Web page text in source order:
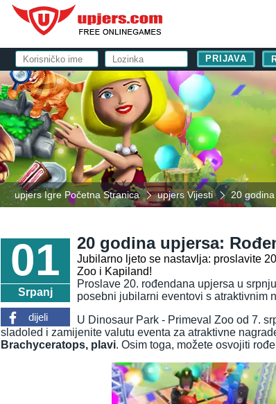
upjers Igre Početna Stranica upjers Vijesti 20
01
Srpanj
dijeli
20 godina upjersa:
Jubilarno ljeto se nastavlja: proslavite
Zoo i Kapiland!
Proslave 20. rođendana upjersa u
posebni jubilarni eventovi s atraktivnim
U Dinosaur Park - Primeval Zoo od 7.
sladoled i zamijenite valutu eventa za atraktivne
Brachyceratops, plavi. Osim toga, možete osvojiti